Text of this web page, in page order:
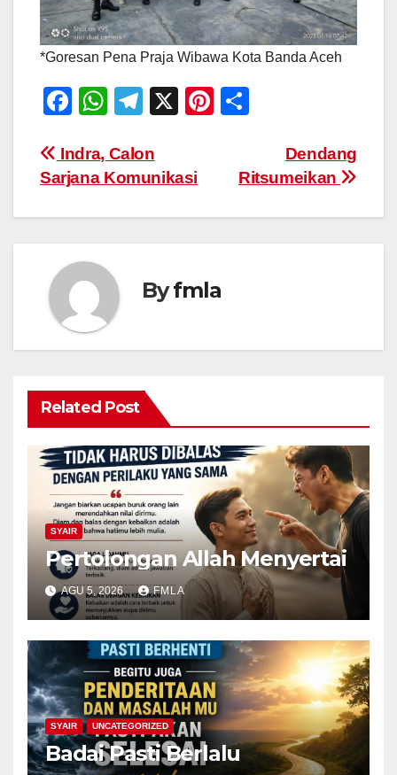
*Goresan Pena Praja Wibawa Kota Banda Aceh
F
c
e
b
o
W
at
s
A
p
T
e
gr
a
X
Pi
st
e
Navigasi
pos
Dendang
Ritsumeikan
Indra, Calon
Sarjana Komunikasi
Byfmla
Related Post
SYAIR
Pertolongan Allah Menyertai
AGU 5, 2026 FMLA
SYAIR UNCATEGORIZED
Badai Pasti Berlalu